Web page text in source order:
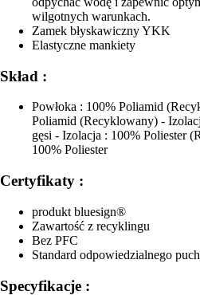
wilgotnych warunkach.
Zamek błyskawiczny YKK
Elastyczne mankiety
Skład :
Powłoka : 100% Poliamid
Poliamid (Recyklowany) -
gęsi - Izolacja : 100% Poliester
100% Poliester
Certyfikaty :
produkt bluesign®
Zawartość z recyklingu
Bez PFC
Standard odpowiedzialnego
Specyfikacje :